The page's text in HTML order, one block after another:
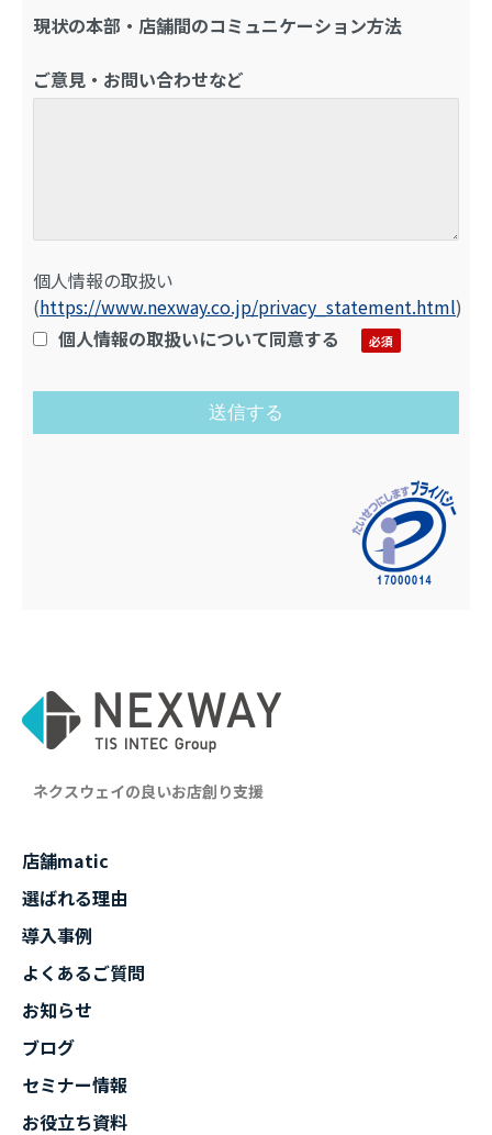
現状の本部・店舗間のコミュニケーション方法
ご意見・お問い合わせなど
個人情報の取扱い
(https://www.nexway.co.jp/privacy_statement.html)
個人情報の取扱いについて同意する
ネクスウェイの良いお店創り支援
店舗matic
選ばれる理由
導入事例
よくあるご質問
お知らせ
ブログ
セミナー情報
お役立ち資料